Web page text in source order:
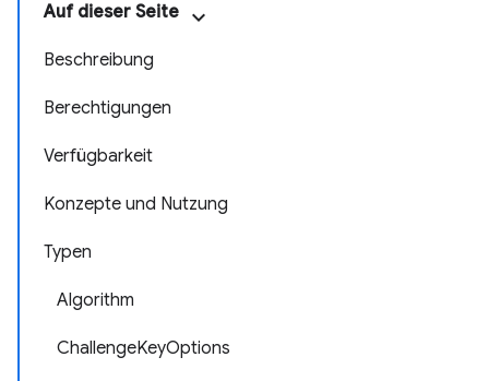
Auf dieser Seite
Beschreibung
Berechtigungen
Verfügbarkeit
Konzepte und Nutzung
Typen
Algorithm
ChallengeKeyOptions